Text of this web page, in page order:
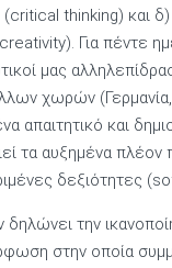
(critical thinking) και δ)
Για πέντε
μας
χωρών
απαιτητικό και
τα αυξημένα πλέον
δεξιότητες
την
στην οποία